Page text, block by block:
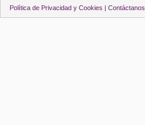
Política de Privacidad y Cookies | Contáctanos